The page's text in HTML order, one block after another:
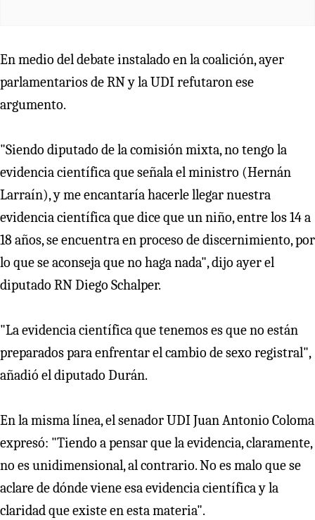
En medio del debate instalado en la coalición, ayer
parlamentarios de RN y la UDI refutaron ese
argumento.
"Siendo diputado de la comisión mixta, no tengo la
evidencia científica que señala el ministro (Hernán
Larraín), y me encantaría hacerle llegar nuestra
evidencia científica que dice que un niño, entre los 14 a
18 años, se encuentra en proceso de discernimiento, por
lo que se aconseja que no haga nada", dijo ayer el
diputado RN Diego Schalper.
"La evidencia científica que tenemos es que no están
preparados para enfrentar el cambio de sexo registral",
añadió el diputado Durán.
En la misma línea, el senador UDI Juan Antonio Coloma
expresó: "Tiendo a pensar que la evidencia, claramente,
no es unidimensional, al contrario. No es malo que se
aclare de dónde viene esa evidencia científica y la
claridad que existe en esta materia".